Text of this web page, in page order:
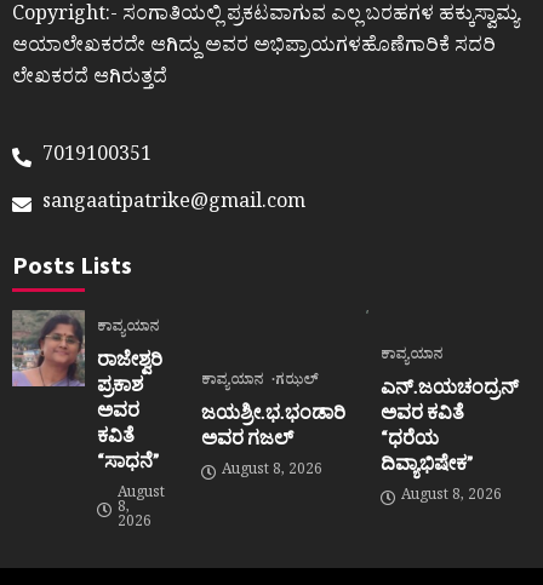
Copyright:- ಸಂಗಾತಿಯಲ್ಲಿ ಪ್ರಕಟವಾಗುವ ಎಲ್ಲ ಬರಹಗಳ ಹಕ್ಕುಸ್ವಾಮ್ಯ
ಆಯಾಲೇಖಕರದೇ ಆಗಿದ್ದು ಅವರ ಅಭಿಪ್ರಾಯಗಳಹೊಣೆಗಾರಿಕೆ ಸದರಿ
ಲೇಖಕರದೆ ಆಗಿರುತ್ತದೆ
7019100351
sangaatipatrike@gmail.com
Posts Lists
ಕಾವ್ಯಯಾನ
ರಾಜೇಶ್ವರಿ
ಪ್ರಕಾಶ
ಅವರ
ಕವಿತೆ
“ಸಾಧನೆ”
August
8,
2026
ಕಾವ್ಯಯಾನ ಗಝಲ್
ಜಯಶ್ರೀ.ಭ.ಭಂಡಾರಿ
ಅವರ ಗಜಲ್
August 8, 2026
ಕಾವ್ಯಯಾನ
ಎನ್.ಜಯಚಂದ್ರನ್
ಅವರ ಕವಿತೆ
“ಧರೆಯ
ದಿವ್ಯಾಭಿಷೇಕ”
August 8, 2026